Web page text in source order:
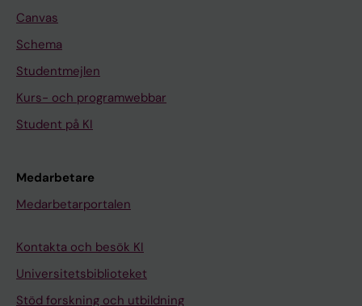
Canvas
Schema
Studentmejlen
Kurs- och programwebbar
Student på KI
Medarbetare
Medarbetarportalen
Kontakta och besök KI
Universitetsbiblioteket
Stöd forskning och utbildning